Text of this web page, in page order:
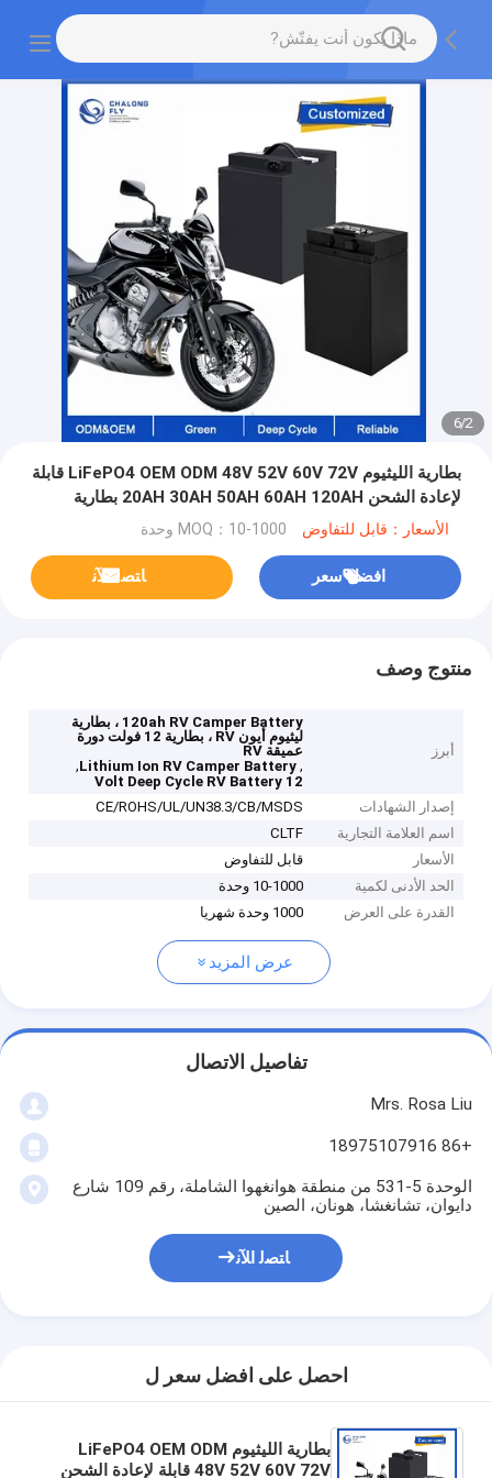
2
/
6
بطارية الليثيوم LiFePO4 OEM ODM 48V 52V 60V 72V قابلة
لإعادة الشحن 20AH 30AH 50AH 60AH 120AH بطارية
ليثيوم أيون إلكترونية
الأسعار：قابل للتفاوض MOQ：10-1000 وحدة
افضل سعر ﺎﺘﺼﻟ ﺍﻶﻧ
منتوج وصف
أبرز
120ah RV Camper Battery ، بطارية
ليثيوم أيون RV ، بطارية 12 فولت دورة
عميقة RV
,
Lithium Ion RV Camper Battery
,
12 Volt Deep Cycle RV Battery
إصدار الشهادات
CE/ROHS/UL/UN38.3/CB/MSDS
اسم العلامة التجارية
CLTF
الأسعار
قابل للتفاوض
الحد الأدنى لكمية
10-1000 وحدة
القدرة على العرض
1000 وحدة شهريا
عرض المزيد
تفاصيل الاتصال
Mrs. Rosa Liu
+86 18975107916
الوحدة 5-531 من منطقة هوانغهوا الشاملة، رقم 109 شارع
دايوان، تشانغشا، هونان، الصين
ﺎﺘﺼﻟ ﺍﻶﻧ
احصل على افضل سعر ل
بطارية الليثيوم LiFePO4 OEM ODM
48V 52V 60V 72V قابلة لإعادة الشحن